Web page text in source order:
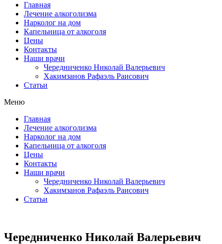
Главная
Лечение алкоголизма
Нарколог на дом
Капельница от алкоголя
Цены
Контакты
Наши врачи
Чередниченко Николай Валерьевич
Хакимзанов Рафаэль Раисович
Статьи
Меню
Главная
Лечение алкоголизма
Нарколог на дом
Капельница от алкоголя
Цены
Контакты
Наши врачи
Чередниченко Николай Валерьевич
Хакимзанов Рафаэль Раисович
Статьи
Чередниченко Николай Валерьевич